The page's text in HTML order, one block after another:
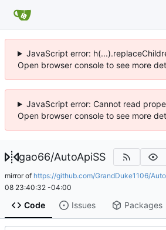
JavaScript error:
Open browser console to see more
JavaScript error: Cannot read
Open browser console to see more
gao66/AutoApiSS
mirror of https://github.com/GrandDuke1106/
08 23:40:32 -04:00
Code Issues Packages